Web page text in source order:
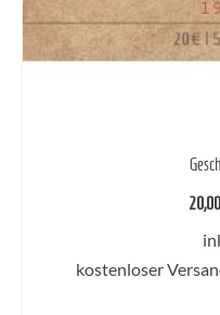
20,00
kostenloser